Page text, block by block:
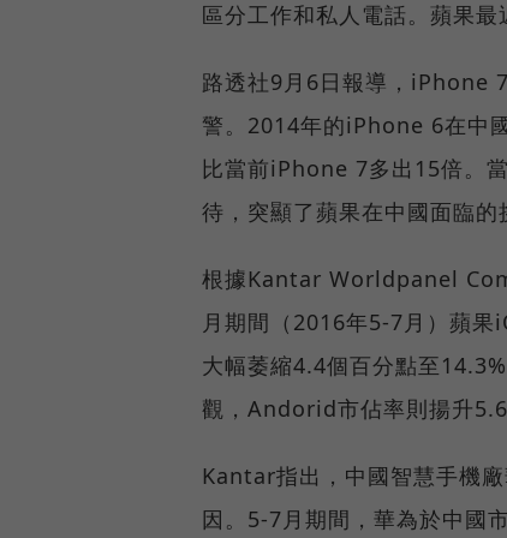
區分工作和私人電話。蘋果最
路透社9月6日報導，iPhone
警。2014年的iPhone 6在中
比當前iPhone 7多出15倍。
待，突顯了蘋果在中國面臨的
根據Kantar Worldpanel
月期間（2016年5-7月）蘋
大幅萎縮4.4個百分點至
觀，Andorid市佔率則揚升5.6
Kantar指出，中國智慧手機
因。5-7月期間，華為於中國